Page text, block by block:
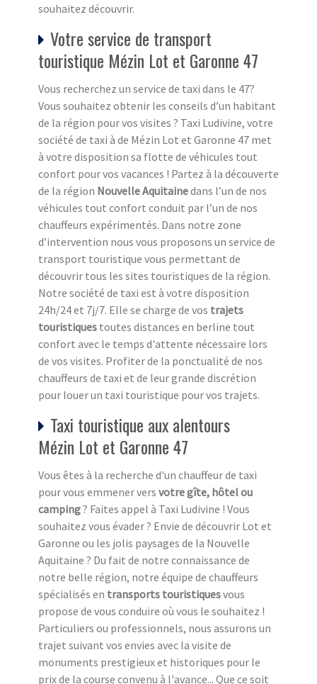
souhaitez découvrir.
Votre service de transport
touristique Mézin Lot et Garonne 47
Vous recherchez un service de taxi dans le 47?
Vous souhaitez obtenir les conseils d’un habitant
de la région pour vos visites ? Taxi Ludivine, votre
société de taxi à de Mézin Lot et Garonne 47 met
à votre disposition sa flotte de véhicules tout
confort pour vos vacances ! Partez à la découverte
de la région Nouvelle Aquitainedans l’un de nos
véhicules tout confort conduit par l’un de nos
chauffeurs expérimentés. Dans notre zone
d’intervention nous vous proposons un service de
transport touristique vous permettant de
découvrir tous les sites touristiques de la région.
Notre société de taxi est à votre disposition
24h/24 et 7j/7. Elle se charge de vos trajets
touristiques toutes distances en berline tout
confort avec le temps d'attente nécessaire lors
de vos visites. Profiter de la ponctualité de nos
chauffeurs de taxi et de leur grande discrétion
pour louer un taxi touristique pour vos trajets.
Taxi touristique aux alentours
Mézin Lot et Garonne 47
Vous êtes à la recherche d'un chauffeur de taxi
pour vous emmener vers votre gîte, hôtel ou
camping? Faites appel à Taxi Ludivine ! Vous
souhaitez vous évader ? Envie de découvrir Lot et
Garonne ou les jolis paysages de la Nouvelle
Aquitaine ? Du fait de notre connaissance de
notre belle région, notre équipe de chauffeurs
spécialisés en transports touristiquesvous
propose de vous conduire où vous le souhaitez !
Particuliers ou professionnels, nous assurons un
trajet suivant vos envies avec la visite de
monuments prestigieux et historiques pour le
prix de la course convenu à l'avance... Que ce soit